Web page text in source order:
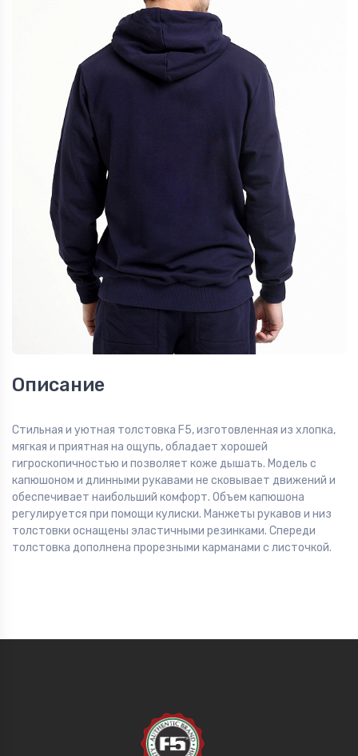
Описание
Стильная и уютная толстовка F5, изготовленная из хлопка,
мягкая и приятная на ощупь, обладает хорошей
гигроскопичностью и позволяет коже дышать. Модель с
капюшоном и длинными рукавами не сковывает движений и
обеспечивает наибольший комфорт. Объем капюшона
регулируется при помощи кулиски. Манжеты рукавов и низ
толстовки оснащены эластичными резинками. Спереди
толстовка дополнена прорезными карманами с листочкой.